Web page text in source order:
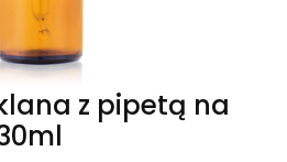
z pipetą na